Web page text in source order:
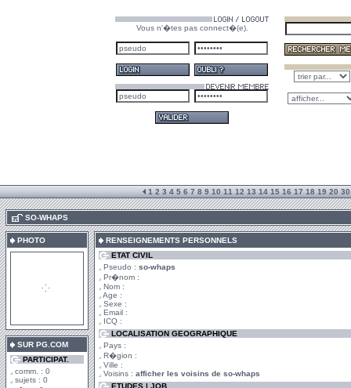
Vous n'�tes pas connect�(e).
1 2 3 4 5 6 7 8 9 10 11 12 13 14 15 16 17 18 19 20 30
SO-WHAPS
PHOTO
SUR PG.COM
PARTICIPAT.
comm. : 0
sujets : 0
RENSEIGNEMENTS PERSONNELS
ETAT CIVIL
Pseudo : so-whaps
Pr�nom :
Nom :
Age :
Sexe :
Email :
ICQ :
LOCALISATION GEOGRAPHIQUE
Pays :
R�gion :
Ville :
Voisins : afficher les voisins de so-whaps
ETUDES | JOB